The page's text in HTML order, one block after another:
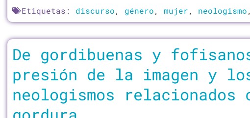
Etiquetas: discurso, género, mujer, neologismo
De gordibuenas y
presión de la imagen y
neologismos relacionados